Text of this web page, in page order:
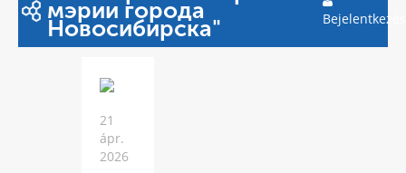
мэрии города
Новосибирска" Bejelentkezés
21
ápr.
2026